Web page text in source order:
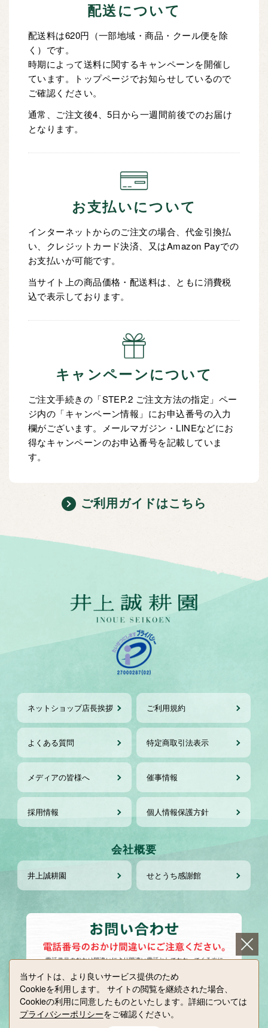
配送について
配送料は620円（一部地域・商品・クール便を除
く）です。
時期によって送料に関するキャンペーンを開催し
ています。トップページでお知らせしているので
ご確認ください。
通常、ご注文後4、5日から一週間前後でのお届け
となります。
お支払いについて
インターネットからのご注文の場合、代金引換払
い、クレジットカード決済、又はAmazon Payでの
お支払いが可能です。
当サイト上の商品価格・配送料は、ともに消費税
込で表示しております。
キャンペーンについて
ご注文手続きの「STEP.2 ご注文方法の指定」ペー
ジ内の「キャンペーン情報」にお申込番号の入力
欄がございます。メールマガジン・LINEなどにお
得なキャンペーンのお申込番号を記載していま
す。
ご利用ガイドはこちら
ネットショップ店長挨拶 ご利用規約
よくある質問 特定商取引法表示
メディアの皆様へ 催事情報
採用情報 個人情報保護方針
会社概要
井上誠耕園 せとうち感謝館
当サイトは、より良いサービス提供のため
Cookieを利用します。
サイトの閲覧を継続された場合、
Cookieの利用に同意したものといたします。詳細については
プライバシーポリシーをご確認ください。